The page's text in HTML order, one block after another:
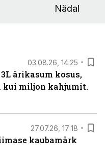
Nädal
03.08.26, 14:25
ärikasum kosus,
kui miljon kahjumit.
27.07.26, 17:18
kaubamärk